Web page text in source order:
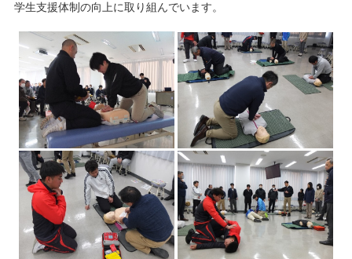
学生支援体制の向上に取り組んでいます。